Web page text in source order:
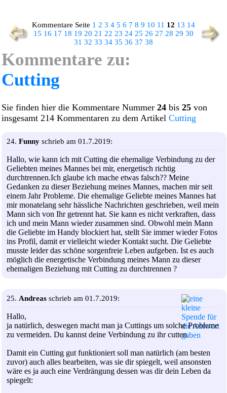
Kommentare Seite 1 2 3 4 5 6 7 8 9 10 11 12 13 14
15 16 17 18 19 20 21 22 23 24 25 26 27 28 29 30
31 32 33 34 35 36 37 38
Kommentare zu:
Cutting
Sie finden hier die Kommentare Nummer 24 bis 25 von
insgesamt 214 Kommentaren zu dem Artikel Cutting
24. Funny schrieb am 01.7.2019:
Hallo, wie kann ich mit Cutting die ehemalige Verbindung zu der
Geliebten meines Mannes bei mir, energetisch richtig
durchtrennen.Ich glaube ich mache etwas falsch?? Meine
Gedanken zu dieser Beziehung meines Mannes, machen mir seit
einem Jahr Probleme. Die ehemalige Geliebte meines Mannes hat
mir monatelang sehr hässliche Nachrichten geschrieben, weil mein
Mann sich von Ihr getrennt hat. Sie kann es nicht verkraften, dass
ich und mein Mann wieder zusammen sind. Obwohl mein Mann
die Geliebte im Handy blockiert hat, stellt Sie immer wieder Fotos
ins Profil, damit er vielleicht wieder Kontakt sucht. Die Geliebte
musste leider das schöne sorgenfreie Leben aufgeben. Ist es auch
möglich die energetische Verbindung meines Mann zu dieser
ehemaligen Beziehung mit Cutting zu durchtrennen ?
25. Andreas schrieb am 01.7.2019:
Hallo,
ja natürlich, deswegen macht man ja Cuttings um solche Probleme
zu vermeiden. Du kannst deine Verbindung zu ihr cutten.
Damit ein Cutting gut funktioniert soll man natürlich (am besten
zuvor) auch alles bearbeiten, was sie dir spiegelt, weil ansonsten
wäre es ja auch eine Verdrängung dessen was dir dein Leben da
spiegelt: